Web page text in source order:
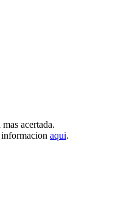
acertada.
aqui.